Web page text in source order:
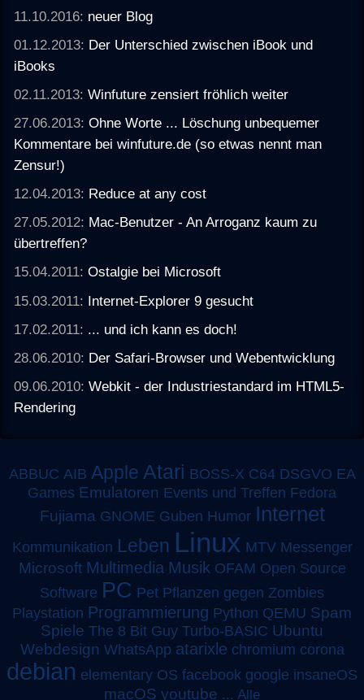
11.10.2016: neuer Blog
01.12.2013: Der Unterschied zwischen iBook und
iBooks
02.11.2013:Winfuture zensiert fröhlich weiter
27.06.2013:Ohne Worte ... Löschung unbequemer
Kommentare bei winfuture.de (so etwas nennt man
Zensur!)
12.04.2013: Reduce at any cost
27.05.2012: Mac-Benutzer - An Arroganz kaum zu
übertreffen?
15.04.2011:Ostalgie bei Microsoft
15.03.2011: Internet-Explorer 9 gesucht
17.02.2011: ... und ich kann es doch!
28.06.2010: Der Safari-Browser und Webentwicklung
09.06.2010:Webkit - der Industriestandard im HTML5-
Rendering
ABBUC AIB Apple Atari BOSS-X C64 DSGVO EA
Games Emulatoren Events und Treffen Fedora
Fujiama GNOME Guben Humor Internet
Kommunikation Leben Linux MTV Messenger
Microsoft Multimedia Musik OFAM Open Source
Software PC Pet Pflanzen gegen Zombies
Playstation Programmierung Python QEMU Spam
Spiele The 8 Bit Guy Turbo-BASIC Ubuntu
Webdesign WhatsApp atarixle chromium corona
debian elementary OS facebook google insaneOS
macOS youtube ... Alle